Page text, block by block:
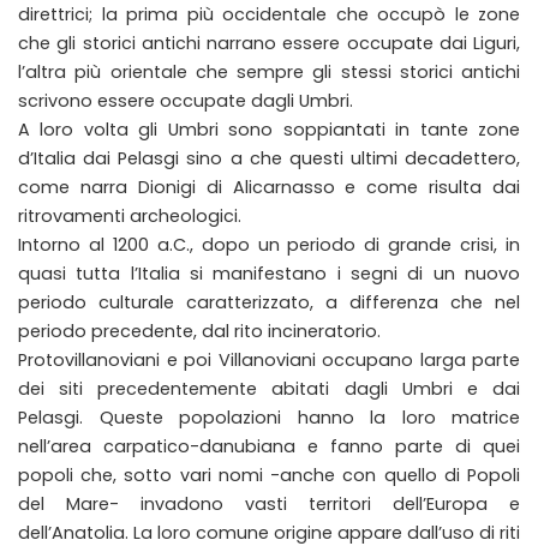
direttrici; la prima più occidentale che occupò le zone
che gli storici antichi narrano essere occupate dai Liguri,
l’altra più orientale che sempre gli stessi storici antichi
scrivono essere occupate dagli Umbri.
A loro volta gli Umbri sono soppiantati in tante zone
d’Italia dai Pelasgi sino a che questi ultimi decadettero,
come narra Dionigi di Alicarnasso e come risulta dai
ritrovamenti archeologici.
Intorno al 1200 a.C., dopo un periodo di grande crisi, in
quasi tutta l’Italia si manifestano i segni di un nuovo
periodo culturale caratterizzato, a differenza che nel
periodo precedente, dal rito incineratorio.
Protovillanoviani e poi Villanoviani occupano larga parte
dei siti precedentemente abitati dagli Umbri e dai
Pelasgi. Queste popolazioni hanno la loro matrice
nell’area carpatico-danubiana e fanno parte di quei
popoli che, sotto vari nomi -anche con quello di Popoli
del Mare- invadono vasti territori dell’Europa e
dell’Anatolia. La loro comune origine appare dall’uso di riti